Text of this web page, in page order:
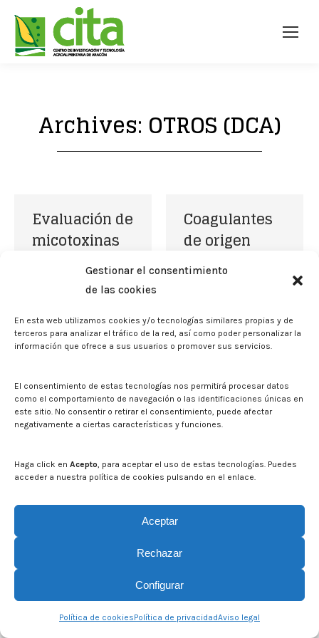
Gestionar el consentimiento
de las cookies
En esta web utilizamos cookies y/o tecnologías similares propias y de
terceros para analizar el tráfico de la red, así como poder personalizar la
información que ofrece a sus usuarios o promover sus servicios.
El consentimiento de estas tecnologías nos permitirá procesar datos
como el comportamiento de navegación o las identificaciones únicas en
este sitio. No consentir o retirar el consentimiento, puede afectar
negativamente a ciertas características y funciones.
Haga click en Acepto, para aceptar el uso de estas tecnologías. Puedes
acceder a nuestra política de cookies pulsando en el enlace.
Aceptar
Rechazar
Configurar
Política de cookiesPolítica de privacidadAviso legal
Archives: OTROS (DCA)
Evaluación de
micotoxinas
en la cadena
alimentaria
Coagulantes
de origen
vegetal en
Por 23/10/2023
© CITA Aragón - 2026. Todos los derechos reservados.
Legal